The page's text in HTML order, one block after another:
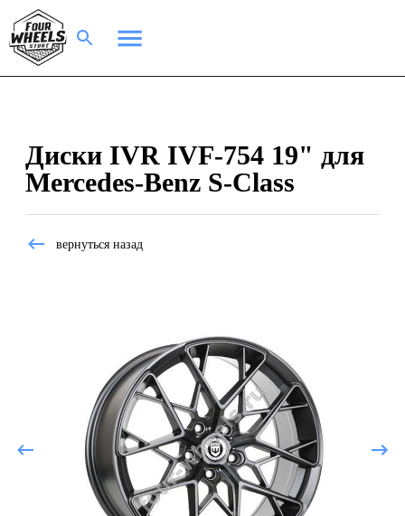
Диски IVR IVF-754 19" для
Mercedes-Benz S-Class
вернуться назад